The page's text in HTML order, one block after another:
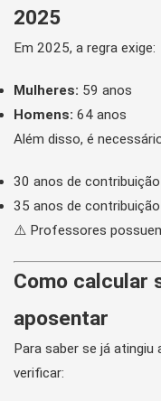
2025
Em 2025, a regra exige:
Mulheres: 59 anos
Homens: 64 anos
Além disso, é
30 anos de
35 anos de
⚠️ Professores
Como calcular
aposentar
Para saber se já atingiu
verificar: